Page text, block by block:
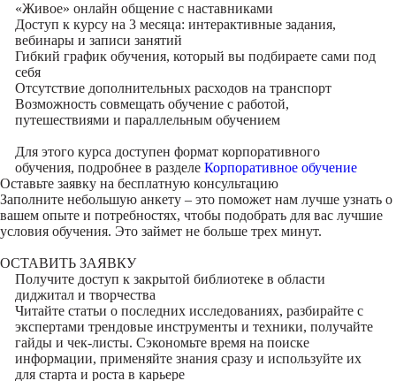
«Живое» онлайн общение с наставниками
Доступ к курсу на 3 месяца: интерактивные задания,
вебинары и записи занятий
Гибкий график обучения, который вы подбираете сами под
себя
Отсутствие дополнительных расходов на транспорт
Возможность совмещать обучение с работой,
путешествиями и параллельным обучением
Для этого курса доступен формат корпоративного
обучения, подробнее в разделе Корпоративное обучение
Оставьте заявку на бесплатную консультацию
Заполните небольшую анкету – это поможет нам лучше узнать о
вашем опыте и потребностях, чтобы подобрать для вас лучшие
условия обучения. Это займет не больше трех минут.
ОСТАВИТЬ ЗАЯВКУ
Получите доступ к закрытой библиотекев области
диджитал и творчества
Читайте статьи о последних исследованиях, разбирайте с
экспертами трендовые инструменты и техники, получайте
гайды и чек-листы. Сэкономьте время на поиске
информации, применяйте знания сразу и используйте их
для старта и роста в карьере